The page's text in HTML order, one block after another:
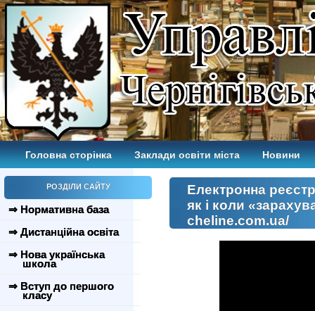
Головна сторінка Заклади освіти міста Новини
РОЗДІЛИ САЙТУ
⇒ Нормативна база
⇒ Дистанційна освіта
⇒ Нова українська
школа
⇒ Вступ до першого
класу
Електронна
як і коли
cheline.com.ua/